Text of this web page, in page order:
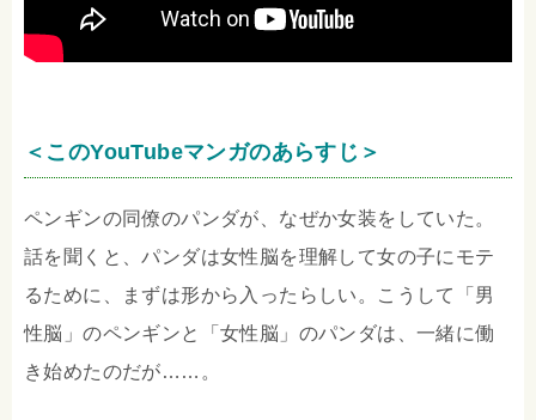
＜このYouTubeマンガのあらすじ＞
ペンギンの同僚のパンダが、なぜか女装をしていた。
話を聞くと、パンダは女性脳を理解して女の子にモテ
るために、まずは形から入ったらしい。こうして「男
性脳」のペンギンと「女性脳」のパンダは、一緒に働
き始めたのだが……。